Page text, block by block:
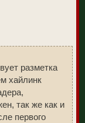
разметка
хайлинк
так же как и
первого